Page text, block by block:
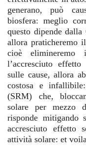
generano, può
biosfera: meglio
questo dipende
allora praticheremo
cioè
l’accresciuto
sulle cause, allora
costosa e
(SRM) che,
solare per mezzo
risponde mitigando
accresciuto effetto
attività solare: et